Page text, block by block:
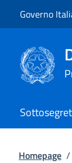
Governo
Homepage /